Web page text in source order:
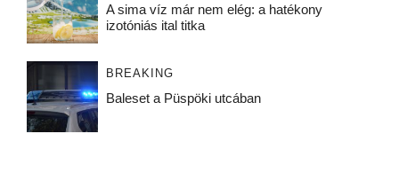
A sima víz már nem elég: a hatékony
izotóniás ital titka
BREAKING
Baleset a Püspöki utcában